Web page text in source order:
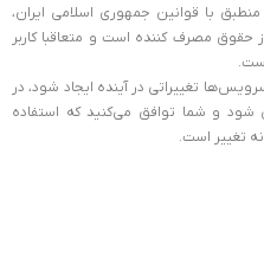
با قوانین جمهوری اسلامی ایران،
حقوق مصرف کننده است و متعاقبا کاربر
تغییراتی در آینده ایجاد شود، در
و شما توافق می‏‌کنید که استفاده
تغییر است.